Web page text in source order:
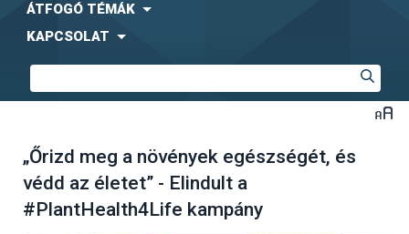
ÁTFOGÓ TÉMÁK
KAPCSOLAT
„Őrizd meg a növények egészségét, és
védd az életet” - Elindult a
#PlantHealth4Life kampány